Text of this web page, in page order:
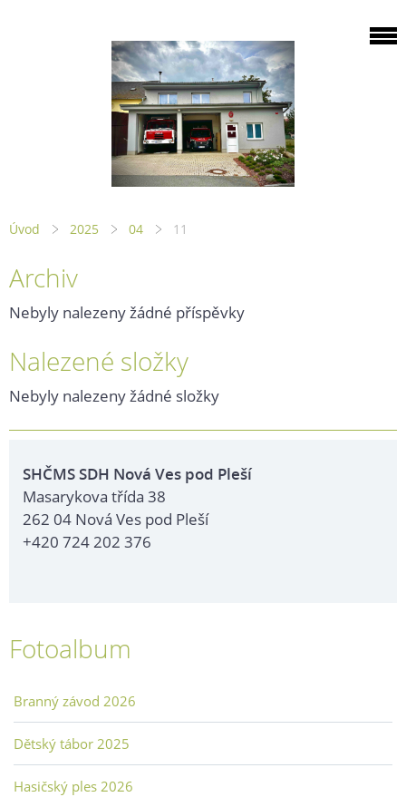
Úvod 2025 04 11
Archiv
Nebyly nalezeny žádné příspěvky
Nalezené složky
Nebyly nalezeny žádné složky
SHČMS SDH Nová Ves pod Pleší
Masarykova třída 38
262 04 Nová Ves pod Pleší
+420 724 202 376
Fotoalbum
Branný závod 2026
Dětský tábor 2025
Hasičský ples 2026